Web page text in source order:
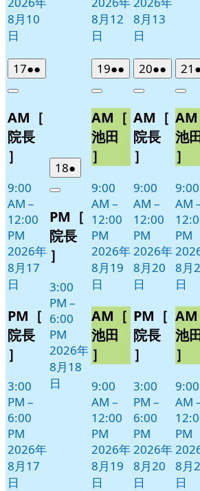
8月10
日
8月12
日
8月13
日
172026
年
月
17
日
●●
件
イ
Close
AM［
院長
］
9:00
AM –
12:00
PM
2026年
8月17
日
PM［
院長
］
3:00
PM –
6:00
PM
2026年
8月17
日
182026
年
月
18
日
●
件
イ
ベ
Close
PM［
院長
］
3:00
PM –
6:00
PM
2026年
8月18
日
192026
年
月
19
日
●●
件
イ
ベ
ト)
Close
AM［
池田
］
9:00
AM –
12:00
PM
2026年
8月19
日
AM［
池田
］
9:00
AM –
12:00
PM
2026年
8月19
日
202026
年
月
20
日
●●
件
イ
ベ
ト)
Close
AM［
院長
］
9:00
AM –
12:00
PM
2026年
8月20
日
PM［
院長
］
3:00
PM –
6:00
PM
2026年
8月20
日
21
月
AM
池
］
9:00
AM
PM
8月
日
AM
池
］
9:00
AM
PM
8月
日